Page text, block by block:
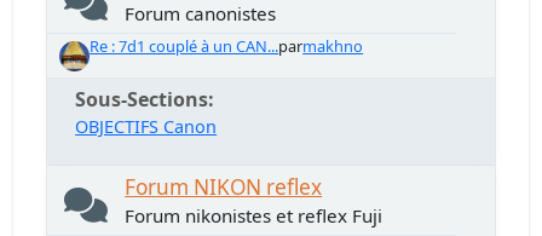
Forum canonistes
Re : 7d1 couplé à un CAN...parmakhno
Sous-Sections
OBJECTIFS Canon
Forum NIKON reflex
Forum nikonistes et reflex Fuji